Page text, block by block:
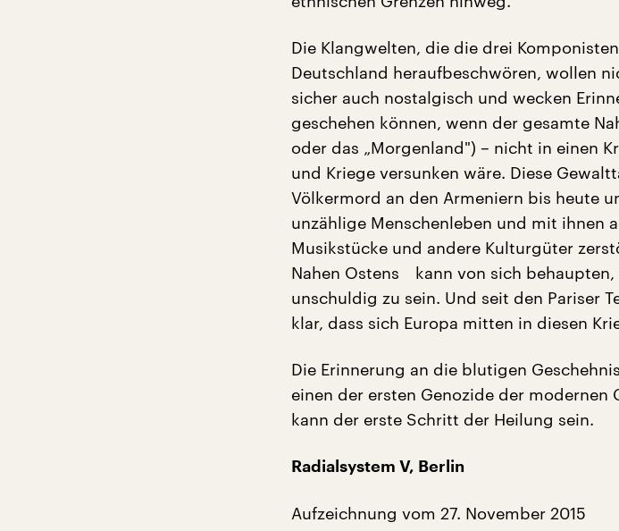
Die Klangwelten, die die drei
Deutschland heraufbeschwören, wollen
sicher auch nostalgisch und wecken
geschehen können, wenn der gesamte
oder das „Morgenland") – nicht in einen
und Kriege versunken wäre. Diese
Völkermord an den Armeniern bis heute
unzählige Menschenleben und mit ihnen
Musikstücke und andere Kulturgüter
Nahen Ostens kann von sich behaupten,
unschuldig zu sein. Und seit den Pariser
klar, dass sich Europa mitten in diesen
Die Erinnerung an die blutigen
einen der ersten Genozide der modernen
kann der erste Schritt der Heilung sein.
Radialsystem V, Berlin
Aufzeichnung vom 27. November 2015